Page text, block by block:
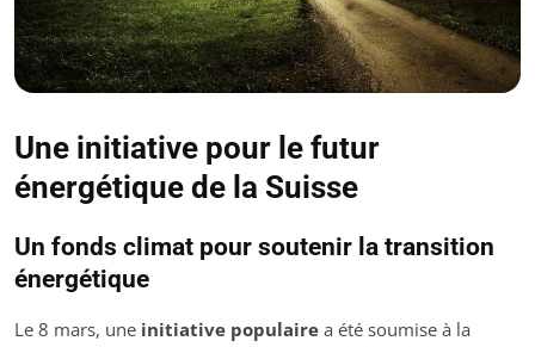
Une initiative pour le futur
énergétique de la Suisse
Un fonds climat pour soutenir la transition
énergétique
Le 8 mars, une initiative populaire a été soumise à la